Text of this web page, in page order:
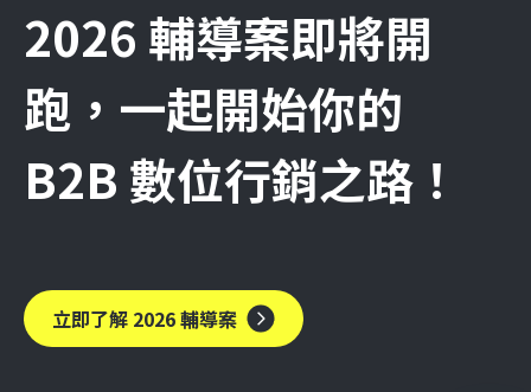
2026 輔導案即將開
跑，一起開始你的
B2B 數位行銷之路！
立即了解 2026 輔導案